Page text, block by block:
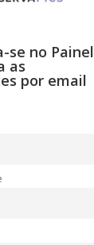
se no Painel
as
por email